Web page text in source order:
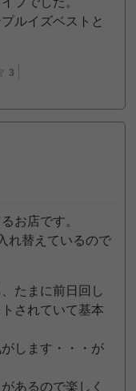
ルイズベストと
3
お店です。
れ替えているので
たまに前日回し
されていて基本
します・・・が
あるので楽しく